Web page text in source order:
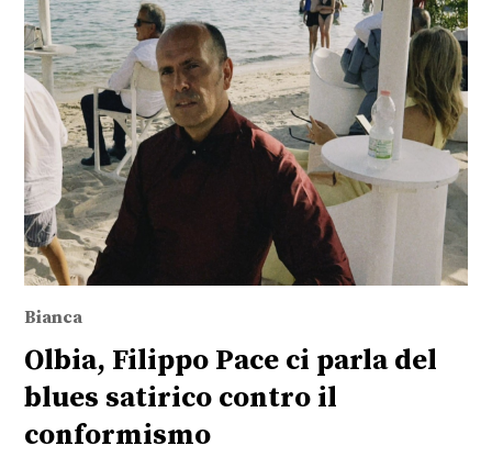
Bianca
Olbia, Filippo Pace ci parla del
blues satirico contro il
conformismo